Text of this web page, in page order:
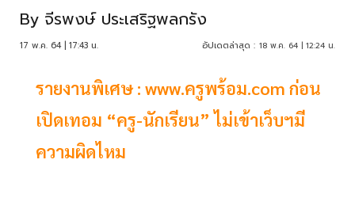
By จีรพงษ์ ประเสริฐพลกรัง
17 พ.ค. 64 | 17:43 น. อัปเดตล่าสุด : 18 พ.ค. 64 | 12:24 น.
รายงานพิเศษ : www.ครูพร้อม.com ก่อน
เปิดเทอม “ครู-นักเรียน” ไม่เข้าเว็บฯมี
ความผิดไหม